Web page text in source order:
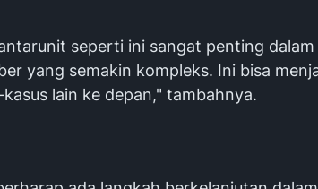
seperti ini sangat penting
yang semakin kompleks. Ini bisa
lain ke depan," tambahnya.